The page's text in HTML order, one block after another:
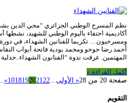
نظم المسرح الوطني الجزائري “محي الدين
أكاديمية احتفاء باليوم الوطني للشهيد، نشطها
ومسرحيون… تكريما للفنانين الشهداء، في
أحمد رضا حوحو ومحمد بودية فاتحة أبواب
المهتمين. عرفت ندوة “الفنانون
أكمل القراءة »
صفحة 20 من 28
« الأولى...
101819202122
»
التقويم